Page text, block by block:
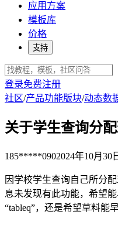
应用方案
模板库
价格
支持
登录免费注册
社区/产品功能版块/动态数
关于学生查询分
185*****0902024年10月30
因学校学生查询自己所分
息未发现有此功能，希望
“tableq”，还是希望草料能